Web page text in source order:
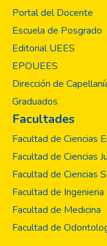
la
9,4%
se
los
una
y
edad
Portal del Docente
Escuela de Posgrado
Editorial UEES
EPOUEES
Dirección de
Graduados
Facultades
Facultad de Ciencias
Facultad de Ciencias
Facultad de Ciencias
Facultad de Ingenieria
Facultad de Medicina
Facultad de